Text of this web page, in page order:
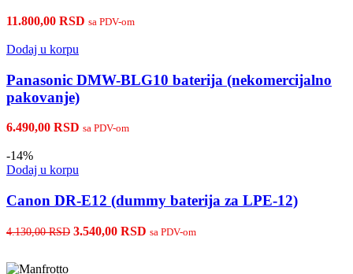
11.800,00 RSD sa PDV-om
Dodaj u korpu
Panasonic DMW-BLG10 baterija (nekomercijalno
pakovanje)
6.490,00 RSD sa PDV-om
-14%
Dodaj u korpu
Canon DR-E12 (dummy baterija za LPE-12)
4.130,00RSD Originalna
3.540,00 RSD Trenutna
sa PDV-om